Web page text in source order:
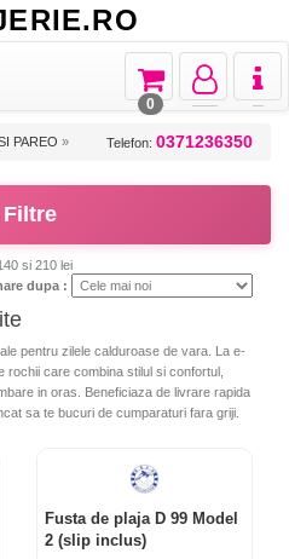
Toggle
Toggle
navigation
Toggle
navigation
0
PAREO » Telefon: 0371236350
si 210 lei
dupa :
pentru zilele calduroase de vara. La e-
rochii care combina stilul si confortul,
in oras. Beneficiaza de livrare rapida
sa te bucuri de cumparaturi fara griji.
Fusta de plaja D 99 Model
2 (slip inclus)